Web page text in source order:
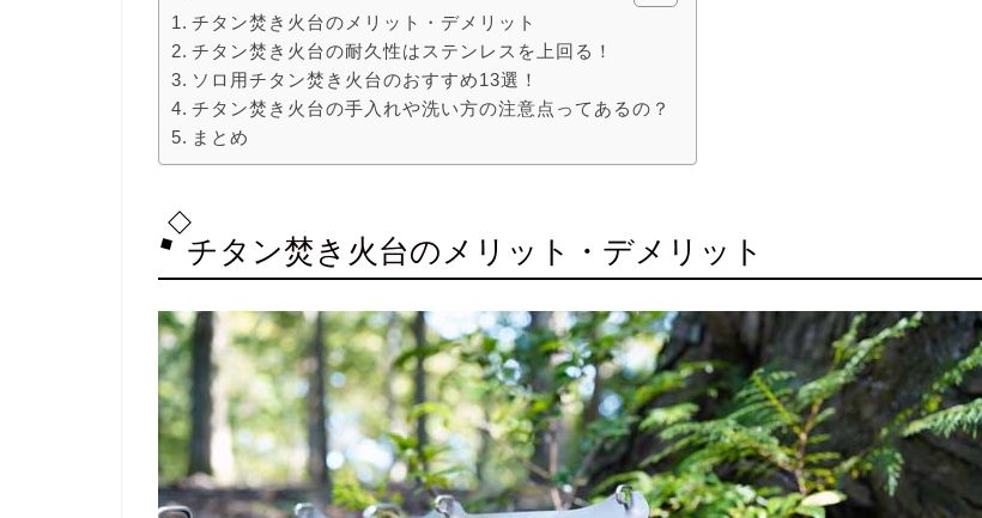
チタン焚き火台のメリット・デメリット
チタン焚き火台の耐久性はステンレスを上回る！
ソロ用チタン焚き火台のおすすめ13選！
チタン焚き火台の手入れや洗い方の注意点ってあるの？
まとめ
チタン焚き火台のメリット・デメリット